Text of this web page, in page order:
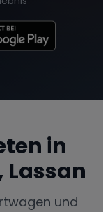
Maserati
in
und